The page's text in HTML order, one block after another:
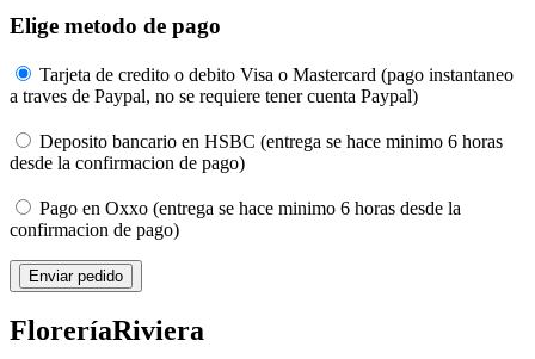
Elige metodo de pago
Tarjeta de credito o debito Visa o Mastercard (pago instantaneo
a traves de Paypal, no se requiere tener cuenta Paypal)
Deposito bancario en HSBC (entrega se hace minimo 6 horas
desde la confirmacion de pago)
Pago en Oxxo (entrega se hace minimo 6 horas desde la
confirmacion de pago)
FloreríaRiviera